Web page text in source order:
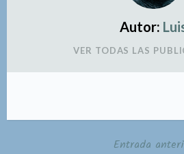
Autor:
VER TODAS LAS
Entrada